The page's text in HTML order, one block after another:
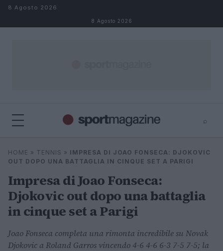
Salta al contenuto
8 Agosto 2026
8 Agosto 2026
⌕
Cerca
⌕ ×
HOME » TENNIS » IMPRESA DI JOAO FONSECA: DJOKOVIC
OUT DOPO UNA BATTAGLIA IN CINQUE SET A PARIGI
Impresa di Joao Fonseca:
Djokovic out dopo una battaglia
in cinque set a Parigi
Joao Fonseca completa una rimonta incredibile su Novak
Djokovic a Roland Garros vincendo 4-6 4-6 6-3 7-5 7-5; la